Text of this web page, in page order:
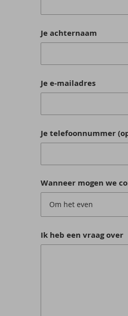
Je achternaam
Je e-mailadres
Je telefoonnummer
Wanneer mogen we
Om het even
Ik heb een vraag over